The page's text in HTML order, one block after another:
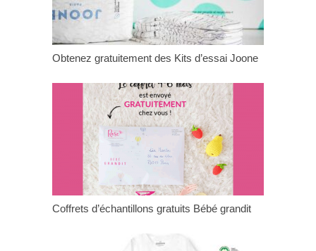
Obtenez gratuitement des Kits d’essai Joone
Coffrets d’échantillons gratuits Bébé grandit